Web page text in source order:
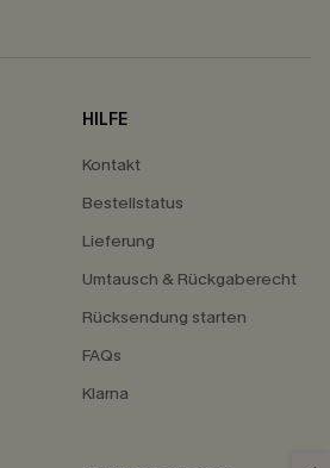
HILFE
Kontakt
Bestellstatus
Lieferung
Umtausch & Rückgaberecht
Rücksendung starten
FAQs
Klarna